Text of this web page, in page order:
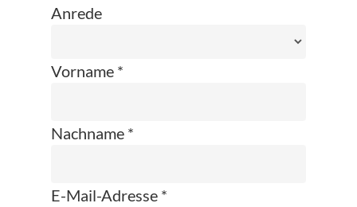
Anrede
Vorname *
Nachname *
E-Mail-Adresse *